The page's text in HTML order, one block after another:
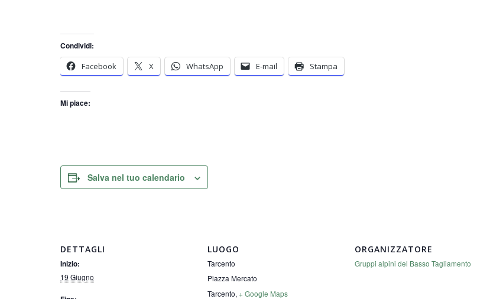
Condividi:
Facebook
X WhatsApp E-mail Stampa
Mi piace:
Salva nel tuo calendario
DETTAGLI
Inizio:
19 Giugno
LUOGO
Tarcento
Piazza Mercato
Tarcento, + Google Maps
ORGANIZZATORE
Gruppi alpini del Basso Tagliamento